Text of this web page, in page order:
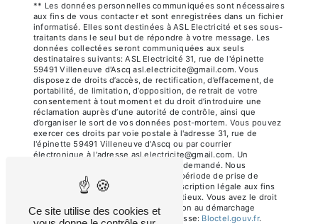
** Les données personnelles communiquées sont nécessaires
aux fins de vous contacter et sont enregistrées dans un fichier
informatisé. Elles sont destinées à ASL Electricité et ses sous-
traitants dans le seul but de répondre à votre message. Les
données collectées seront communiquées aux seuls
destinataires suivants: ASL Electricité 31, rue de l'épinette
59491 Villeneuve d'Ascq asl.electricite@gmail.com. Vous
disposez de droits d’accès, de rectification, d’effacement, de
portabilité, de limitation, d’opposition, de retrait de votre
consentement à tout moment et du droit d’introduire une
réclamation auprès d’une autorité de contrôle, ainsi que
d’organiser le sort de vos données post-mortem. Vous pouvez
exercer ces droits par voie postale à l'adresse 31, rue de
l'épinette 59491 Villeneuve d'Ascq ou par courrier
électronique à l'adresse asl.electricite@gmail.com. Un
justificatif d'identité pourra vous être demandé. Nous
conservons vos données pendant la période de prise de
contact puis pendant la durée de prescription légale aux fins
probatoires et de gestion des contentieux. Vous avez le droit
de vous inscrire sur la liste d'opposition au démarchage
téléphonique, disponible à cette adresse:
Bloctel.gouv.fr.
Ce site utilise des cookies et